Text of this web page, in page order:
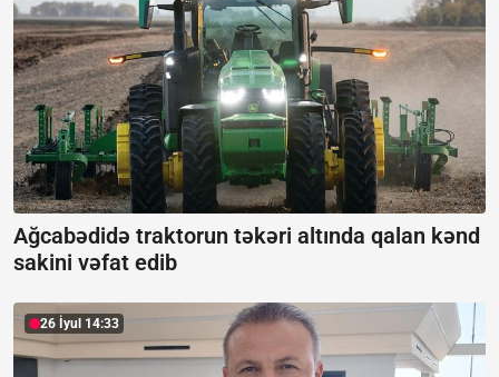
Ağcabədidə traktorun təkəri altında qalan kənd
sakini vəfat edib
26 İyul 14:33